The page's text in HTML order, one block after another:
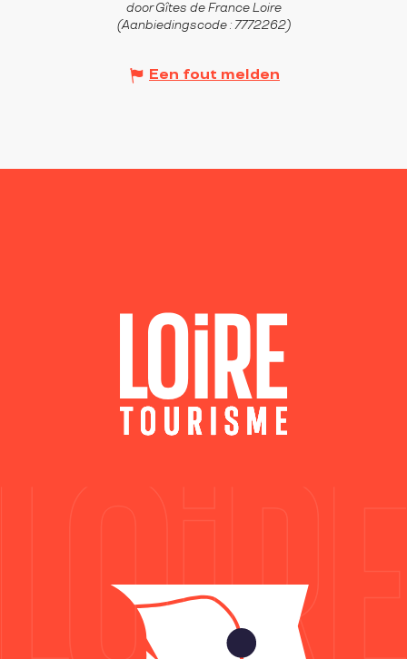
door Gîtes de France Loire
(Aanbiedingscode :7772262)
Een fout melden